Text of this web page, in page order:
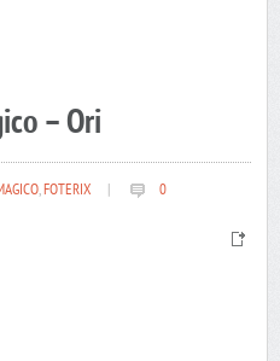
– Ori
,FOTERIX 0